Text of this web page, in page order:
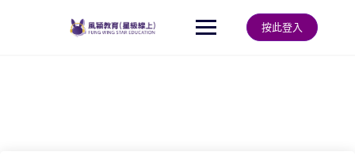
按此登入